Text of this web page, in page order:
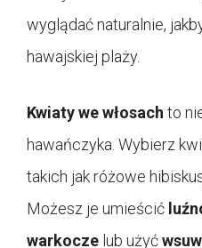
wyglądać naturalnie,
hawajskiej plaży.
Kwiaty we włosach to
hawańczyka. Wybierz
takich jak różowe
Możesz je umieścić
warkocze lub użyć